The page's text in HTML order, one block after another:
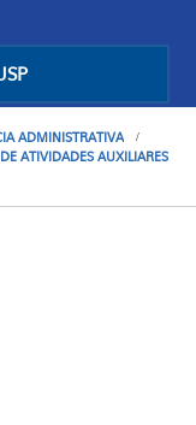
ADMINISTRATIVA
ATIVIDADES AUXILIARES